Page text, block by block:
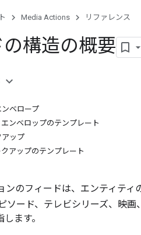
Media Actions リファレンス
の構造の概要
ンベロープ
エンベロップのテンプレート
アップ
クアップのテンプレート
ンのフィードは、エンティテ
ソード、テレビシリーズ、映
ます。